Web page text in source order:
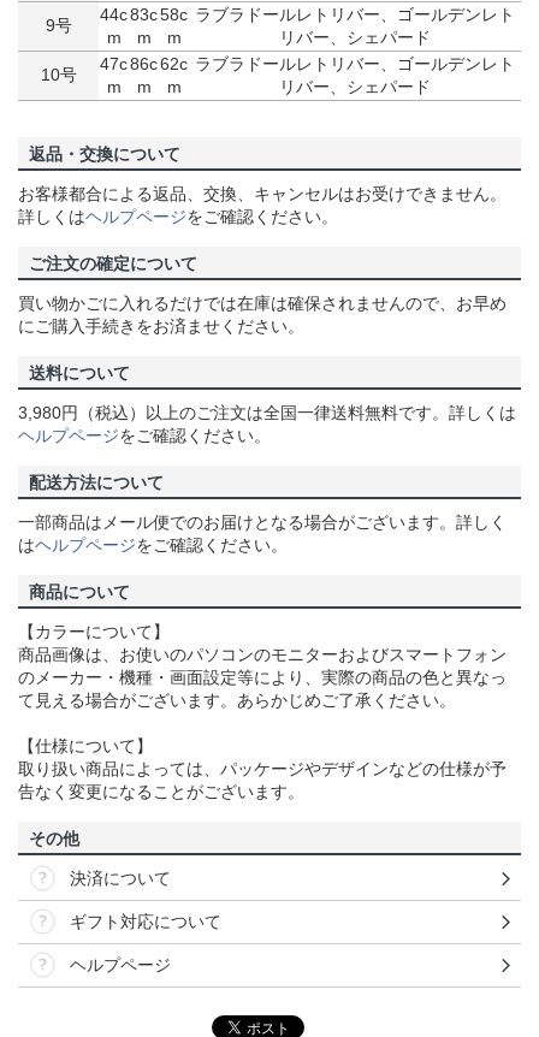
9号
44c
m
83c
m
58c
m
ラブラドールレトリバー、ゴールデンレト
リバー、シェパード
10号
47c
m
86c
m
62c
m
ラブラドールレトリバー、ゴールデンレト
リバー、シェパード
返品・交換について
お客様都合による返品、交換、キャンセルはお受けできません。
詳しくはヘルプページをご確認ください。
ご注文の確定について
買い物かごに入れるだけでは在庫は確保されませんので、お早め
にご購入手続きをお済ませください。
送料について
3,980円（税込）以上のご注文は全国一律送料無料です。詳しくは
ヘルプページをご確認ください。
配送方法について
一部商品はメール便でのお届けとなる場合がございます。詳しく
はヘルプページをご確認ください。
商品について
【カラーについて】
商品画像は、お使いのパソコンのモニターおよびスマートフォン
のメーカー・機種・画面設定等により、実際の商品の色と異なっ
て見える場合がございます。あらかじめご了承ください。
【仕様について】
取り扱い商品によっては、パッケージやデザインなどの仕様が予
告なく変更になることがございます。
その他
決済について
ギフト対応について
ヘルプページ